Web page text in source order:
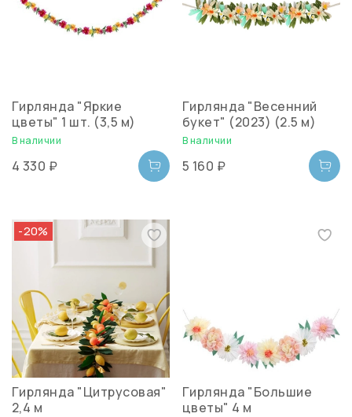
Гирлянда "Яркие
цветы" 1 шт. (3,5 м)
В наличии
4 330 ₽
Гирлянда "Весенний
букет" (2023) (2.5 м)
В наличии
5 160 ₽
-20%
Гирлянда "Цитрусовая"
2,4 м
Гирлянда "Большие
цветы" 4 м